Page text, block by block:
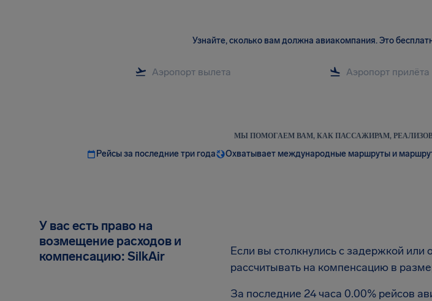
Узнайте, сколько вам должна авиакомпания.Это
МЫ ПОМОГАЕМ ВАМ, КАК ПАССАЖИРАМ,
Рейсы за последние три года Охватывает международные маршруты и
У вас есть право на
возмещение расходов и
компенсацию: SilkAir
Если вы столкнулись с задержкой
рассчитывать на компенсацию в
За последние 24 часа 0.00% рейсов